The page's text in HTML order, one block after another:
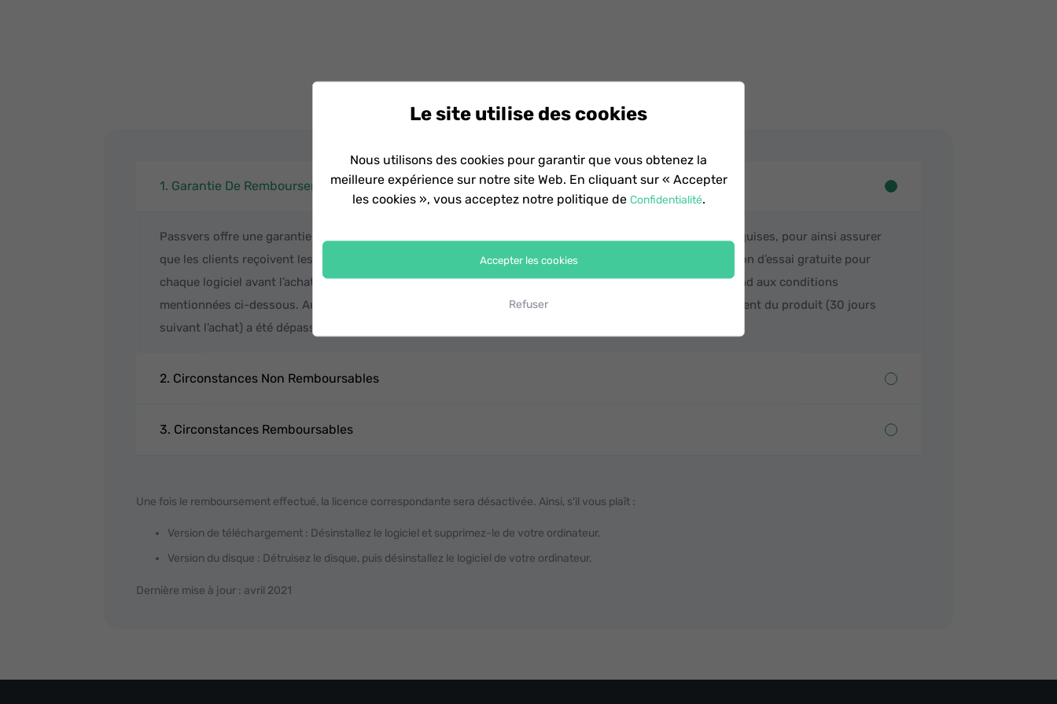
1. Garantie De Remboursement
Passvers offre une garantie de remboursement de 30 jours, qui peut être obtenue selon les conditions requises, pour ainsi assurer
que les clients reçoivent les meilleurs services et produits. Comme FonePaw fournit aux clients une version d’essai gratuite pour
chaque logiciel avant l’achat, tout remboursement ne sera approuvé que si la situation du client correspond aux conditions
mentionnées ci-dessous. Aucun remboursement ne sera accepté si la période de garantie de remboursement du produit (30 jours
suivant l’achat) a été dépassée, ou si le client ne remplit aucune des conditions requises.
2. Circonstances Non Remboursables
3. Circonstances Remboursables
Une fois le remboursement effectué, la licence correspondante sera désactivée. Ainsi, s'il vous plaît :
Version de téléchargement : Désinstallez le logiciel et supprimez-le de votre ordinateur.
Version du disque : Détruisez le disque, puis désinstallez le logiciel de votre ordinateur.
Dernière mise à jour : avril 2021
Le site utilise des cookies
Nous utilisons des cookies pour garantir que vous obtenez la
meilleure expérience sur notre site Web. En cliquant sur « Accepter
les cookies », vous acceptez notre politique de Confidentialité.
Accepter les cookies
Refuser